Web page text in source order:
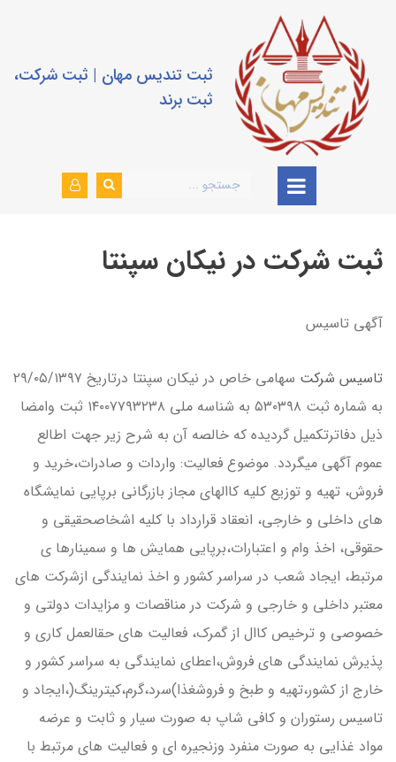
ثبت تندیس مهان | ثبت شرکت،
ثبت برند
ثبت شرکت در نیکان سپنتا
آگهي تاسيس
تاسيس شركت
سهامي خاص در نيكان سپنتا درتاريخ ۲۹/۰۵/۱۳۹۷
به شماره ثبت ۵۳۰۳۹۸ به شناسه ملي ۱۴۰۰۷۷۹۳۲۳۸ ثبت وامضا
ذيل دفاترتكميل گرديده كه خالصه آن به شرح زير جهت اطالع
عموم آگهي ميگردد. موضوع فعاليت: واردات و صادرات،خريد و
فروش، تهيه و توزيع كليه كاالهاي مجاز بازرگاني برپايي نمايشگاه
هاي داخلي و خارجي، انعقاد قرارداد با كليه اشخاصحقيقي و
حقوقي، اخذ وام و اعتبارات،برپايي همايش ها و سمينارها ي
مرتبط، ايجاد شعب در سراسر كشور و اخذ نمايندگي ازشركت هاي
معتبر داخلي و خارجي و شركت در مناقصات و مزايدات دولتي و
خصوصي و ترخيص كاال از گمرک، فعاليت هاي حقالعمل كاري و
پذيرش نمايندگي هاي فروش،اعطاي نمايندگي به سراسر كشور و
خارج از كشور،تهيه و طبخ و فروشغذا)سرد،گرم،كيترينگ(،ايجاد و
تاسيس رستوران و كافي شاپ به صورت سيار و ثابت و عرضه
مواد غذايي به صورت منفرد وزنجيره اي و فعاليت هاي مرتبط با